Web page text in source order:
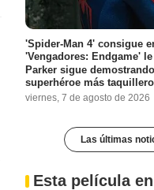
'Spider-Man 4' consigue
'Vengadores: Endgame'
Parker sigue
superhéroe más
viernes, 7 de agosto de 2026
Las últimas
Esta película